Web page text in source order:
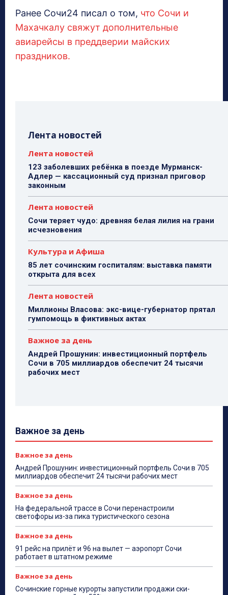
Ранее Сочи24 писал о том, что Сочи и
Махачкалу свяжут дополнительные
авиарейсы в преддверии майских
праздников.
Лента новостей
Лента новостей
123 заболевших ребёнка в поезде Мурманск-
Адлер — кассационный суд признал приговор
законным
Лента новостей
Сочи теряет чудо: древняя белая лилия на грани
исчезновения
Культура и Афиша
85 лет сочинским госпиталям: выставка памяти
открыта для всех
Лента новостей
Миллионы Власова: экс-вице-губернатор прятал
гумпомощь в фиктивных актах
Важное за день
Андрей Прошунин: инвестиционный портфель
Сочи в 705 миллиардов обеспечит 24 тысячи
рабочих мест
Важное за день
Важное за день
Андрей Прошунин: инвестиционный портфель Сочи в 705
миллиардов обеспечит 24 тысячи рабочих мест
Важное за день
На федеральной трассе в Сочи перенастроили
светофоры из-за пика туристического сезона
Важное за день
91 рейс на прилёт и 96 на вылет — аэропорт Сочи
работает в штатном режиме
Важное за день
Сочинские горные курорты запустили продажи ски-